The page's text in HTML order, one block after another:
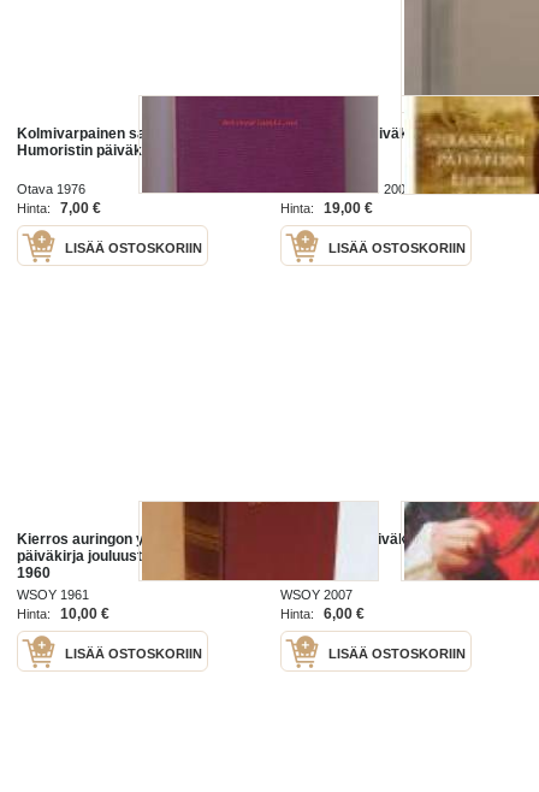
Kolmivarpainen sammakko -
Humoristin päiväkirja 1975
Otava 1976
Hinta:
7,00 €
LISÄÄ OSTOSKORIIN
Siiranmäen päiväkirja
Koala-Kustannus 2009
Hinta:
19,00 €
LISÄÄ OSTOSKORIIN
Kierros auringon ympäri :
päiväkirja jouluusta 1959 jouluun
1960
WSOY 1961
Hinta:
10,00 €
LISÄÄ OSTOSKORIIN
Don Juanin päiväkirja
WSOY 2007
Hinta:
6,00 €
LISÄÄ OSTOSKORIIN